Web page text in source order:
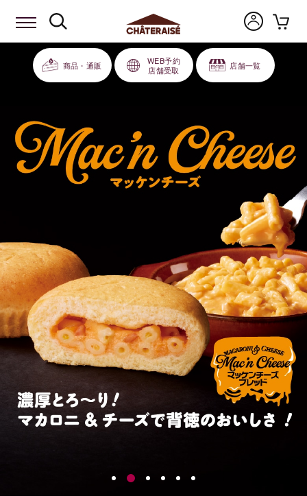
商品・通販
WEB予約
店舗受取
店舗一覧